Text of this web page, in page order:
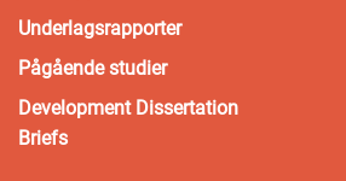
Underlagsrapporter
Pågående studier
Development Dissertation
Briefs